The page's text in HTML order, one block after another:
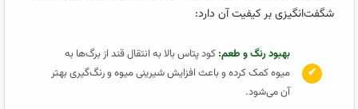
شگفت‌انگیزی بر کیفیت آن دارد:
✔
بهبود رنگ و طعم: کود پتاس بالا به انتقال قند از برگ‌ها به
میوه کمک کرده و باعث افزایش شیرینی میوه و رنگ‌گیری بهتر
آن می‌شود.